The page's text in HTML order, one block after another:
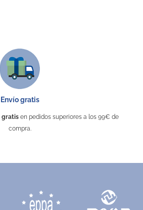
Desde 0,99 €
Envío gratis
gratis en pedidos superiores a los 99€ de
compra.